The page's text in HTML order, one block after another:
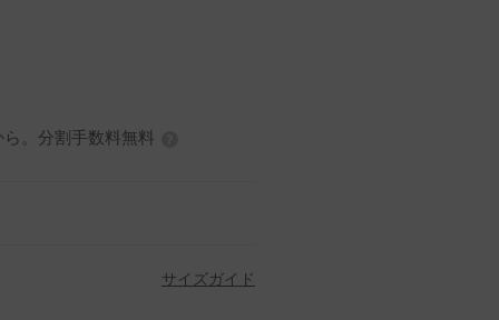
。分割手数料無料
サイズガイド